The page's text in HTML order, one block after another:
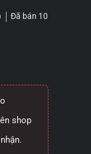
trênđánh giá
Đã bán 10
shop